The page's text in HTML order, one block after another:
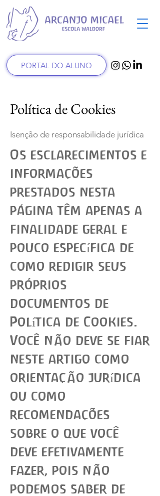
PORTAL DO ALUNO
Política de Cookies
Isenção de responsabilidade jurídica
Os esclarecimentos e
informações
prestados nesta
página têm apenas a
finalidade geral e
pouco específica de
como redigir seus
próprios
documentos de
Política de Cookies.
Você não deve se fiar
neste artigo como
orientação jurídica
ou como
recomendações
sobre o que você
deve efetivamente
fazer, pois não
podemos saber de